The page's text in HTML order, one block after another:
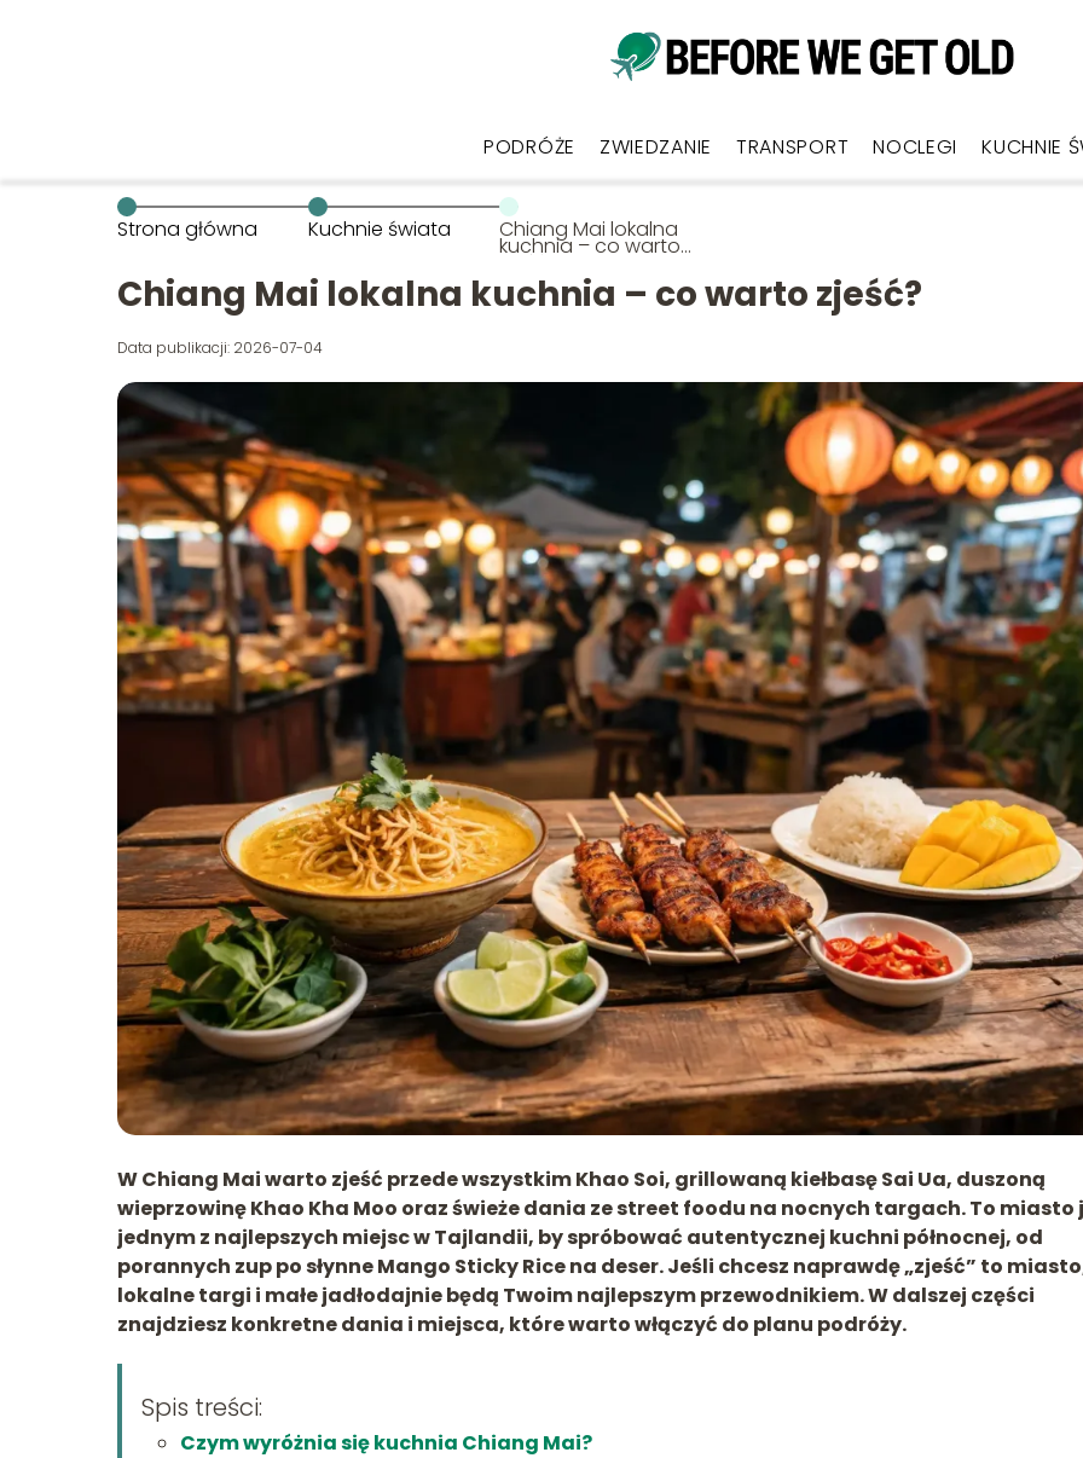
PODRÓŻE ZWIEDZANIE TRANSPORT NOCLEGI KUCHNIE
Strona główna Kuchnie świata Chiang Mai lokalna
kuchnia – co warto
zjeść?
Chiang Mai lokalna kuchnia – co warto zjeść?
Data publikacji: 2026-07-04
W Chiang Mai warto zjeść przede wszystkimKhao Soi, grillowaną kiełbasęSai Ua, duszoną
wieprzowinęKhao Kha Moo oraz świeże dania ze street foodu na nocnych targach. To miasto
jednym z najlepszych miejsc w Tajlandii, by spróbować autentycznej kuchni północnej, od
porannych zup po słynneMango Sticky Ricena deser. Jeśli chcesz naprawdę „zjeść” to
lokalne targi i małe jadłodajnie będą Twoim najlepszym przewodnikiem. W dalszej części
znajdziesz konkretne dania i miejsca, które warto włączyć do planu podróży.
Spis treści:
Czym wyróżnia się kuchnia Chiang Mai?